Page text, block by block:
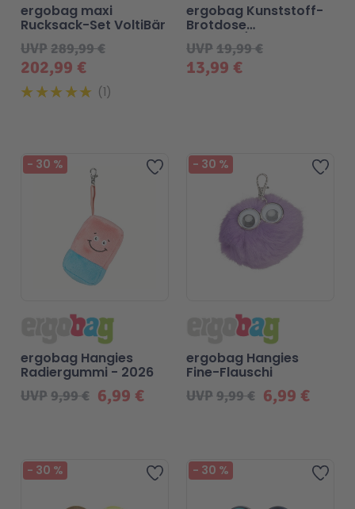
202,99 €
UVP289,99 €
ergobag maxi
Rucksack-Set VoltiBär
1
13,99 €
UVP19,99 €
ergobag Kunststoff-
Brotdose
Blaulicht/BlaulichtBär
Zur Wunschliste hinzufügen
- 30 %
6,99 €
UVP9,99 €
ergobag Hangies
Radiergummi - 2026
Zur
- 30 %
Beliebt
6,99 €
UVP9,99 €
ergobag Hangies
Fine-Flauschi
Zur Wunschliste hinzufügen
- 30 % Zur
- 30 %